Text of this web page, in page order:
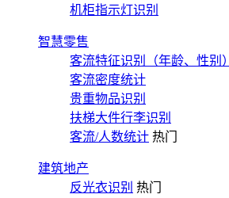
机柜指示灯识别
智慧零售
客流特征识别（年龄、性别）
客流密度统计
贵重物品识别
扶梯大件行李识别
客流/人数统计 热门
建筑地产
反光衣识别 热门